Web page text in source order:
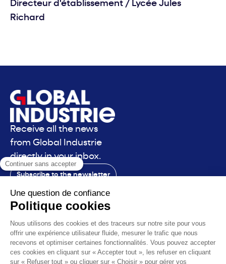
Directeur d'établissement / Lycée Jules
Richard
Receive all the news
from Global Industrie
directly in your inbox.
Subscribe to the newsletter
Contact
The exhibition